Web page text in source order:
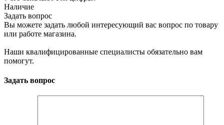
Наличие
Задать вопрос
Вы можете задать любой интересующий вас вопрос по товару
или работе магазина.
Наши квалифицированные специалисты обязательно вам
помогут.
Задать вопрос